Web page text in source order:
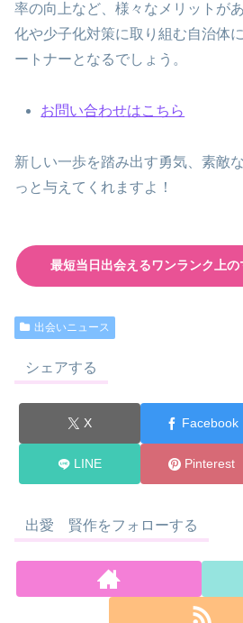
率の向上など、様々なメリットが
化や少子化対策に取り組む自治体
ートナーとなるでしょう。
お問い合わせはこちら
新しい一歩を踏み出す勇気、素敵
っと与えてくれますよ！
最短当日出会えるワンランク上
出会いニュース
シェアする
X Facebook
LINE Pinterest
出愛 賢作をフォローする